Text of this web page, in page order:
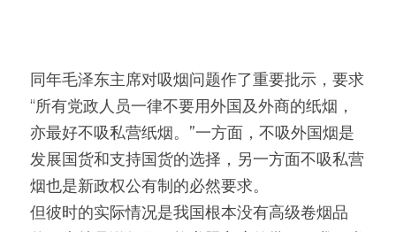
同年毛泽东主席对吸烟问题作了重要批示，要求
“所有党政人员一律不要用外国及外商的纸烟，
亦最好不吸私营纸烟。”一方面，不吸外国烟是
发展国货和支持国货的选择，另一方面不吸私营
烟也是新政权公有制的必然要求。
但彼时的实际情况是我国根本没有高级卷烟品